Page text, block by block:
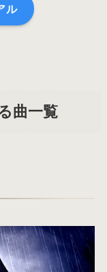
ル
曲一覧